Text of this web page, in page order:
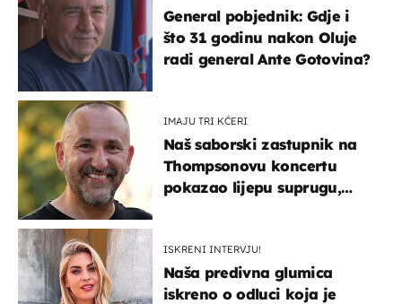
General pobjednik: Gdje i
što 31 godinu nakon Oluje
radi general Ante Gotovina?
IMAJU TRI KĆERI
Naš saborski zastupnik na
Thompsonovu koncertu
pokazao lijepu suprugu,
ISKRENI INTERVJU!
Naša predivna glumica
iskreno o odluci koja je